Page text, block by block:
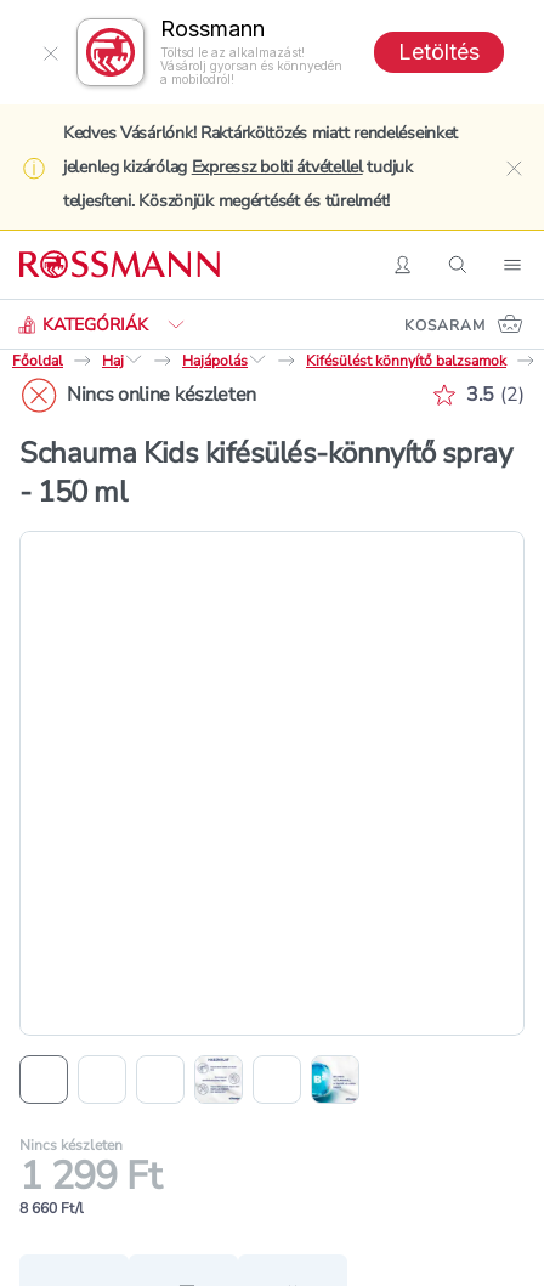
Rossmann
Töltsd le az alkalmazást!
Vásárolj gyorsan és könnyedén
a mobilodról!
Letöltés
Kedves Vásárlónk! Raktárköltözés miatt rendeléseinket
jelenleg kizárólag Expressz bolti átvételleltudjuk
teljesíteni. Köszönjük megértését és türelmét!
BelépésKeresés
KATEGÓRIÁK
Keresés
KOSARAM
Főoldal
Haj Hajápolás Kifésülést könnyítő balzsamok
Nincs online készleten 3.5 (2)
Schauma Kids kifésülés-könnyítő spray
- 150 ml
Nincs készleten
1 299 Ft
8 660 Ft/l